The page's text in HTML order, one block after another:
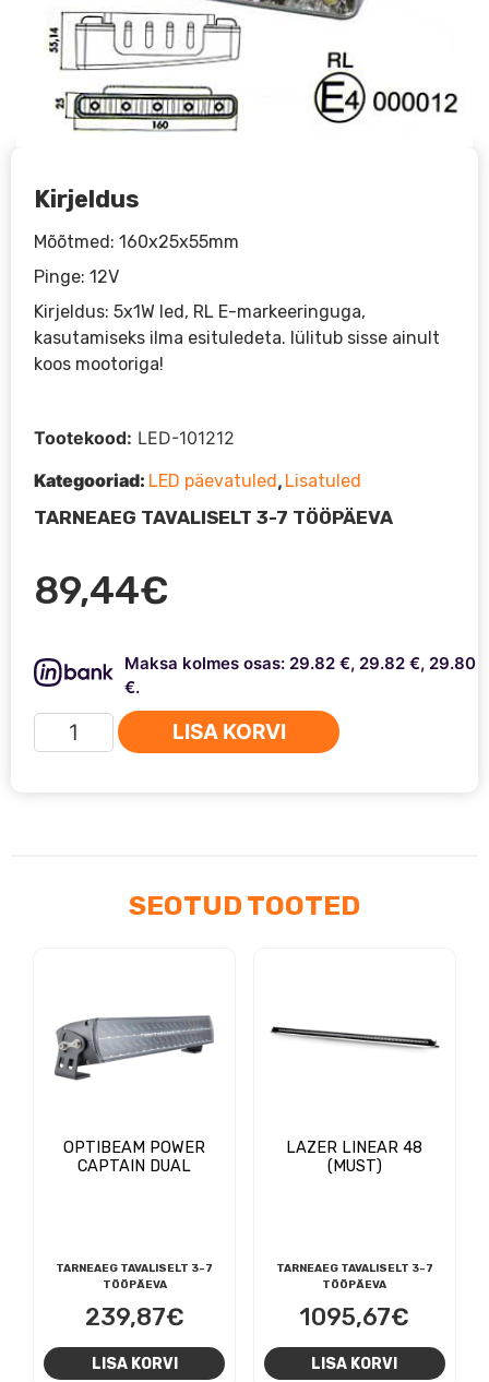
89,44€
Kirjeldus
Mõõtmed: 160x25x55mm
Pinge: 12V
Kirjeldus: 5x1W led, RL E-markeeringuga,
kasutamiseks ilma esituledeta. lülitub sisse ainult
koos mootoriga!
Maksa kolmes osas: 29.82 €, 29.82 €, 29.80
€.
LED-
päevatuled
LISA KORVI
Tootekood: LED-101212
Kategooriad: LED päevatuled , Lisatuled
TARNEAEG TAVALISELT 3-7 TÖÖPÄEVA
SEOTUD TOOTED
OPTIBEAM POWER
CAPTAIN DUAL
TARNEAEG TAVALISELT 3-7
TÖÖPÄEVA
239,87€
LISA KORVI
LAZER LINEAR 48
(MUST)
TARNEAEG TAVALISELT 3-7
TÖÖPÄEVA
1095,67€
LISA KORVI